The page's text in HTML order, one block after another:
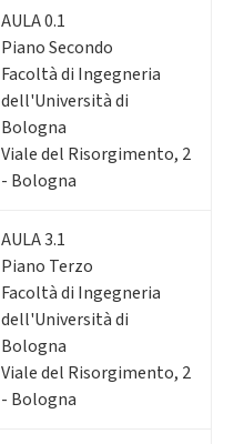
AULA 0.1
Piano Secondo
Facoltà di Ingegneria
dell'Università di
Bologna
Viale del Risorgimento, 2
- Bologna
AULA 3.1
Piano Terzo
Facoltà di Ingegneria
dell'Università di
Bologna
Viale del Risorgimento, 2
- Bologna